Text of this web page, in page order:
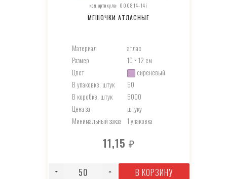
код артикула: 000814-14i
МЕШОЧКИ АТЛАСНЫЕ
Материал
атлас
Размер
10 × 12 см
Цвет
сиреневый
В упаковке, штук
50
В коробке, штук
5000
Цена за
штуку
Минимальный заказ
1 упаковка
11,15 ₽
В КОРЗИНУ